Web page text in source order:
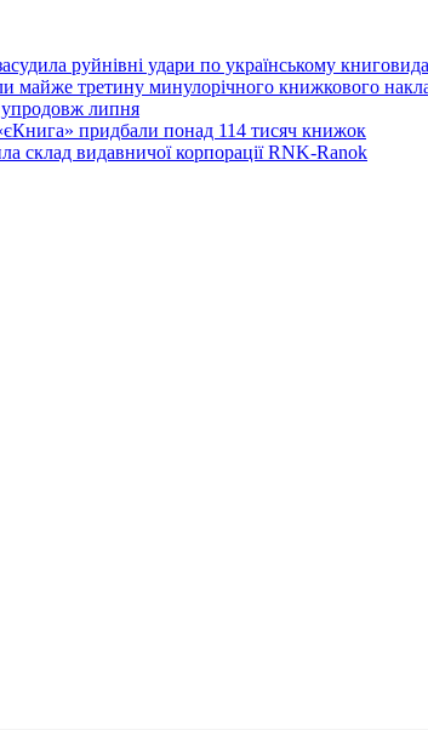
руйнівні удари по українському
майже третину минулорічного книжкового
липня
придбали понад 114 тисяч книжок
склад видавничої корпорації RNK-Ranok